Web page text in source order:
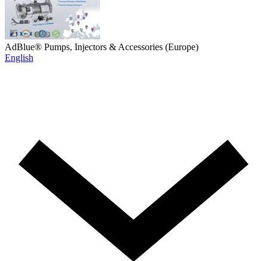
AdBlue® Pumps, Injectors & Accessories (Europe)
English